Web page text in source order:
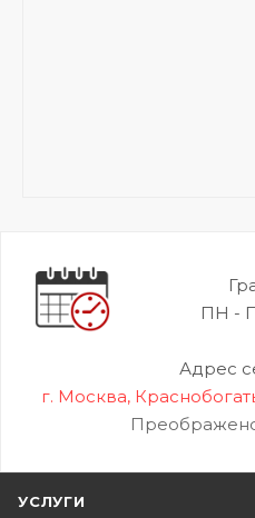
ПН -
Адрес
г. Москва,
УСЛУГИ